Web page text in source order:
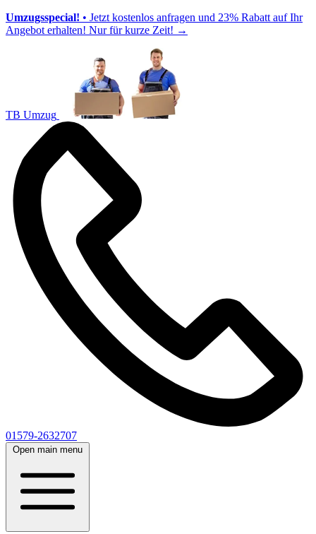
Umzugsspecial! • Jetzt kostenlos anfragen und 23% Rabatt auf Ihr
Angebot erhalten! Nur für kurze Zeit! →
TB Umzug
01579-2632707
Open main menu